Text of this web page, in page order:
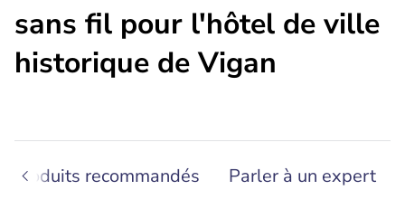
sans fil pour l'hôtel de ville
historique de Vigan
Produits recommandés Parler à un expert